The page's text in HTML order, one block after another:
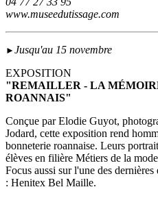
www.museedutissage.com
► Jusqu'au 15 novembre
EXPOSITION
"REMAILLER - LA
ROANNAIS"
Conçue par Elodie Guyot,
Jodard, cette exposition rend
bonneterie roannaise. Leurs
élèves en filière Métiers de la
Focus aussi sur l'une des
: Henitex Bel Maille.